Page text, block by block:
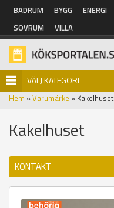
Hoppa till huvudinnehåll
BADRUM BYGG ENERGI
SOVRUM
VILLA
VÄLJ KATEGORI
Hem »Varumärke » Kakelhuset
Kakelhuset
KONTAKT